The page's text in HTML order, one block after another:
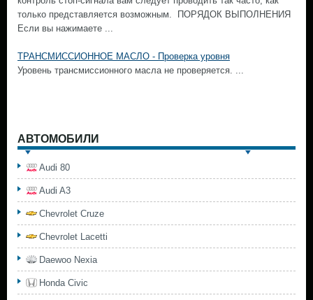
только представляется возможным. ПОРЯДОК ВЫПОЛНЕНИЯ
Если вы нажимаете ...
ТРАНСМИССИОННОЕ МАСЛО - Проверка уровня
Уровень трансмиссионного масла не проверяется. ...
АВТОМОБИЛИ
Audi 80
Audi A3
Chevrolet Cruze
Chevrolet Lacetti
Daewoo Nexia
Honda Civic